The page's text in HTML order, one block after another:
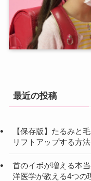
最近の投稿
【保存版】たるみと
リフトアップする方法
首のイボが増える本
洋医学が教える4つの